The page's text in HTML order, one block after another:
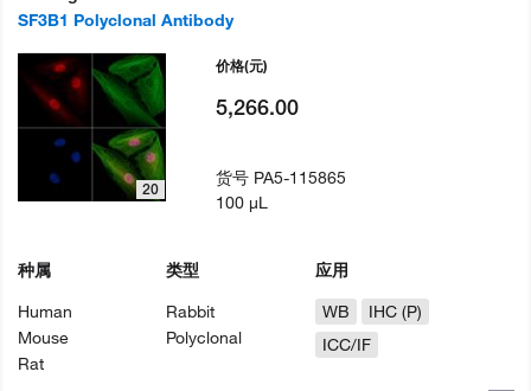
SF3B1 Polyclonal Antibody
20
种属
Human
Mouse
Rat
类型
Rabbit
Polyclonal
应用
WB
IHC (P)
ICC/IF
价格(元)
5,266.00
货号 PA5-115865
100 µL